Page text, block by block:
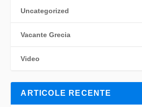
Uncategorized
Vacante Grecia
Video
ARTICOLE RECENTE